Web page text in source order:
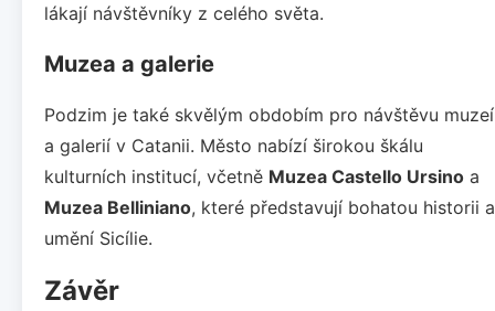
lákají návštěvníky z celého světa.
Muzea a galerie
Podzim je také skvělým obdobím pro návštěvu muzeí
a galerií v Catanii. Město nabízí širokou škálu
kulturních institucí, včetně Muzea Castello Ursino a
Muzea Belliniano, které představují bohatou historii a
umění Sicílie.
Závěr